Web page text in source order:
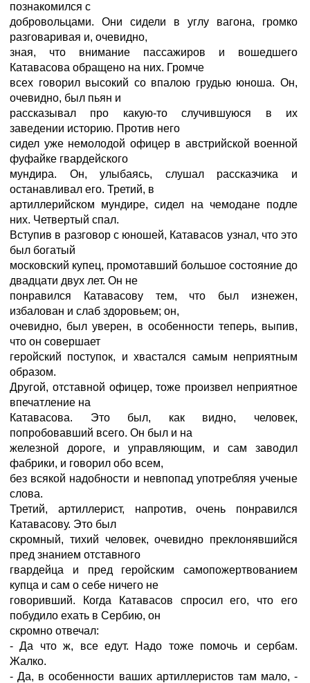
познакомился с
добровольцами. Они сидели в углу вагона, громко
разговаривая и, очевидно,
зная, что внимание пассажиров и вошедшего
Катавасова обращено на них. Громче
всех говорил высокий со впалою грудью юноша. Он,
очевидно, был пьян и
рассказывал про какую-то случившуюся в их
заведении историю. Против него
сидел уже немолодой офицер в австрийской военной
фуфайке гвардейского
мундира. Он, улыбаясь, слушал рассказчика и
останавливал его. Третий, в
артиллерийском мундире, сидел на чемодане подле
них. Четвертый спал.
Вступив в разговор с юношей, Катавасов узнал, что это
был богатый
московский купец, промотавший большое состояние до
двадцати двух лет. Он не
понравился Катавасову тем, что был изнежен,
избалован и слаб здоровьем; он,
очевидно, был уверен, в особенности теперь, выпив,
что он совершает
геройский поступок, и хвастался самым неприятным
образом.
Другой, отставной офицер, тоже произвел неприятное
впечатление на
Катавасова. Это был, как видно, человек,
попробовавший всего. Он был и на
железной дороге, и управляющим, и сам заводил
фабрики, и говорил обо всем,
без всякой надобности и невпопад употребляя ученые
слова.
Третий, артиллерист, напротив, очень понравился
Катавасову. Это был
скромный, тихий человек, очевидно преклонявшийся
пред знанием отставного
гвардейца и пред геройским самопожертвованием
купца и сам о себе ничего не
говоривший. Когда Катавасов спросил его, что его
побудило ехать в Сербию, он
скромно отвечал:
- Да что ж, все едут. Надо тоже помочь и сербам.
Жалко.
- Да, в особенности ваших артиллеристов там мало, -